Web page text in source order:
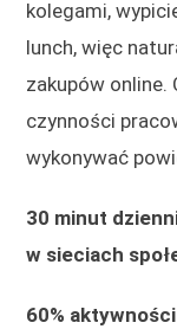
kolegami,
lunch, więc
zakupów online.
czynności
wykonywać
30 minut
w sieciach
60%